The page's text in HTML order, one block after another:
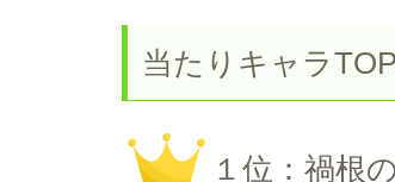
当たりキャラ
１位：禍根